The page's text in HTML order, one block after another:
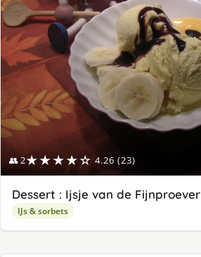
👥 2★★★★☆ 4.26 (23)
Dessert : Ijsje van de Fijnproever
IJs & sorbets